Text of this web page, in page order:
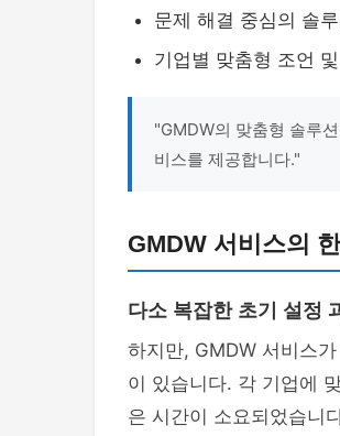
문제 해결 중심의 솔
기업별 맞춤형 조언
"GMDW의 맞춤형 솔루
비스를 제공합니다."
GMDW 서비스의
다소 복잡한 초기 설정
하지만, GMDW 서비스
이 있습니다. 각 기업에
은 시간이 소요되었습니